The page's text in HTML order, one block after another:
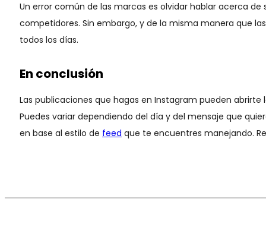
Un error común de las marcas es olvidar hablar acerca
competidores. Sin embargo, y de la misma manera que
todos los días.
En conclusión
Las publicaciones que hagas en Instagram pueden
Puedes variar dependiendo del día y del mensaje que
en base al estilo de feed que te encuentres manejando.